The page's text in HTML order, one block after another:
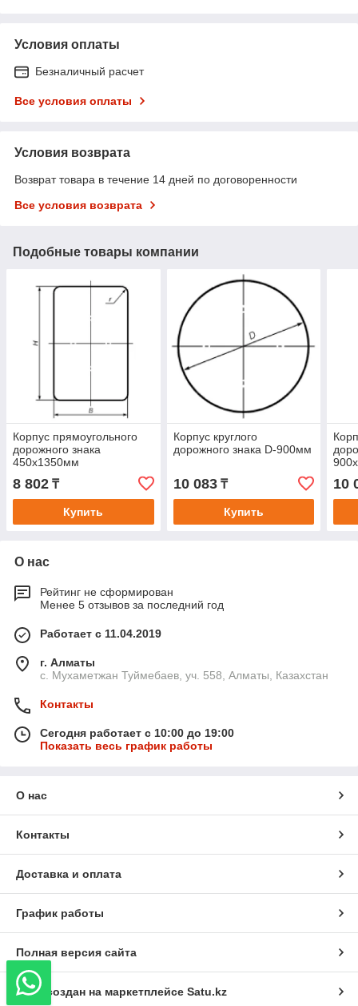
Условия оплаты
Безналичный расчет
Все условия оплаты
Условия возврата
Возврат товара в течение 14 дней по договоренности
Все условия возврата
Подобные товары компании
Корпус прямоугольного
дорожного знака
450х1350мм
8 802 ₸
Купить
Корпус круглого
дорожного знака D-900мм
10 083₸
Купить
10
О нас
Рейтинг не сформирован
Менее 5 отзывов за последний год
Работает с 11.04.2019
г. Алматы
с. Мухаметжан Туймебаев, уч. 558, Алматы, Казахстан
Контакты
Сегодня работает с 10:00 до 19:00
Показать весь график работы
О нас
Контакты
Доставка и оплата
График работы
Полная версия сайта
Сайт создан на маркетплейсе Satu.kz